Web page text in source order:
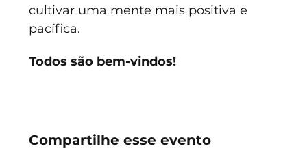
cultivar uma mente mais positiva e
pacífica.
Todos são bem-vindos!
Compartilhe esse evento